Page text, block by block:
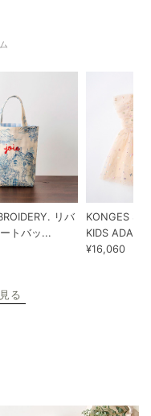
リバ
トバッ...
KONGES
KIDS ADA...
¥16,060
る